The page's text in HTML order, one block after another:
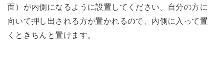
面）が内側になるように設置してください。自分の方に
向いて押し出される方が置かれるので、内側に入って置
くときちんと置けます。